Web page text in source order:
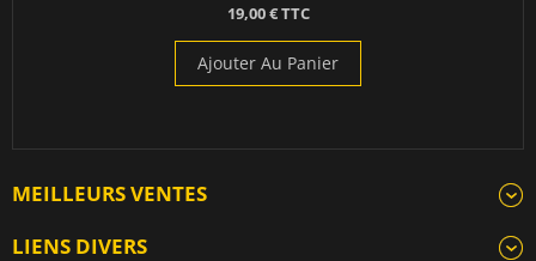
19,00 € TTC
Ajouter Au Panier
MEILLEURS VENTES
LIENS DIVERS